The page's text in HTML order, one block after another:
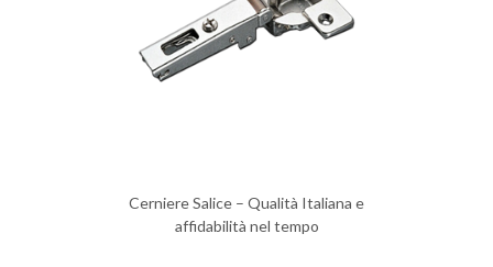
Cerniere Salice – Qualità Italiana e
affidabilità nel tempo